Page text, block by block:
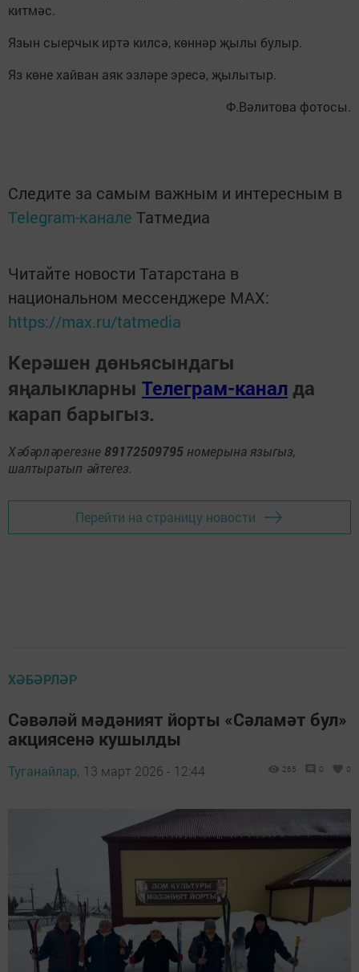
китмәс.
Язын сыерчык иртә килсә, көннәр җылы булыр.
Яз көне хайван аяк эзләре эресә, җылытыр.
Ф.Вәлитова фотосы.
Следите за самым важным и интересным в
Telegram-канале Татмедиа
Читайте новости Татарстана в
национальном мессенджере MАХ:
https://max.ru/tatmedia
Керәшен дөньясындагы
яңалыкларны Телеграм-канал да
карап барыгыз.
Хәбәрләрегезне 89172509795 номерына языгыз,
шалтыратып әйтегез.
Перейти на страницу новости
ХӘБӘРЛӘР
Сәвәләй мәдәният йорты «Сәламәт бул»
акциясенә кушылды
Туганайлар, 13 март 2026 - 12:44 265 0 0